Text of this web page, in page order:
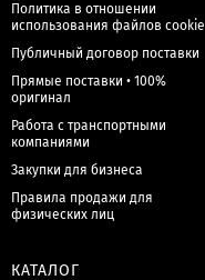
Политика в отношении
использования файлов cookie
Публичный договор поставки
Прямые поставки • 100%
оригинал
Работа с транспортными
компаниями
Закупки для бизнеса
Правила продажи для
физических лиц
КАТАЛОГ